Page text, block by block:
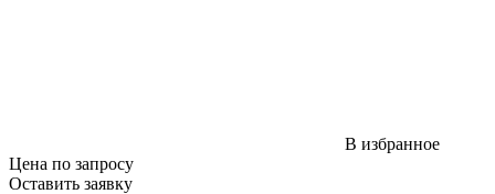
В избранное
Цена по запросу
Оставить заявку